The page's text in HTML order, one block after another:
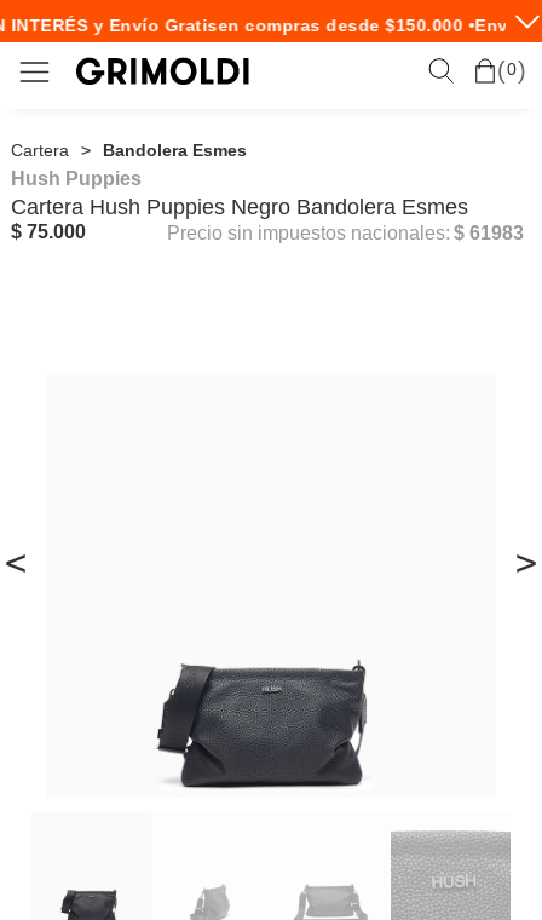
y Envío Gratisen compras desde $150.000 •Envío
0
Cartera Bandolera Esmes
< >
Hush Puppies
Cartera Hush Puppies Negro Bandolera Esmes
$ 75.000 Precio sin impuestos nacionales: $ 61983